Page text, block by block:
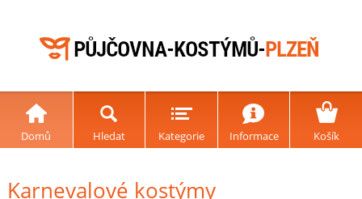
Domů Hledat Kategorie Informace Košík
Karnevalové kostýmy